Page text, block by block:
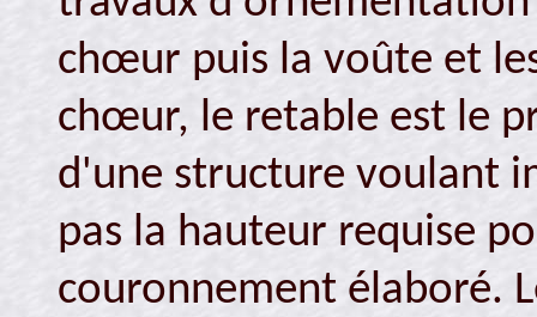
chœur puis la voûte et
chœur, le retable est le
d'une structure voulant
pas la hauteur requise
couronnement élaboré.